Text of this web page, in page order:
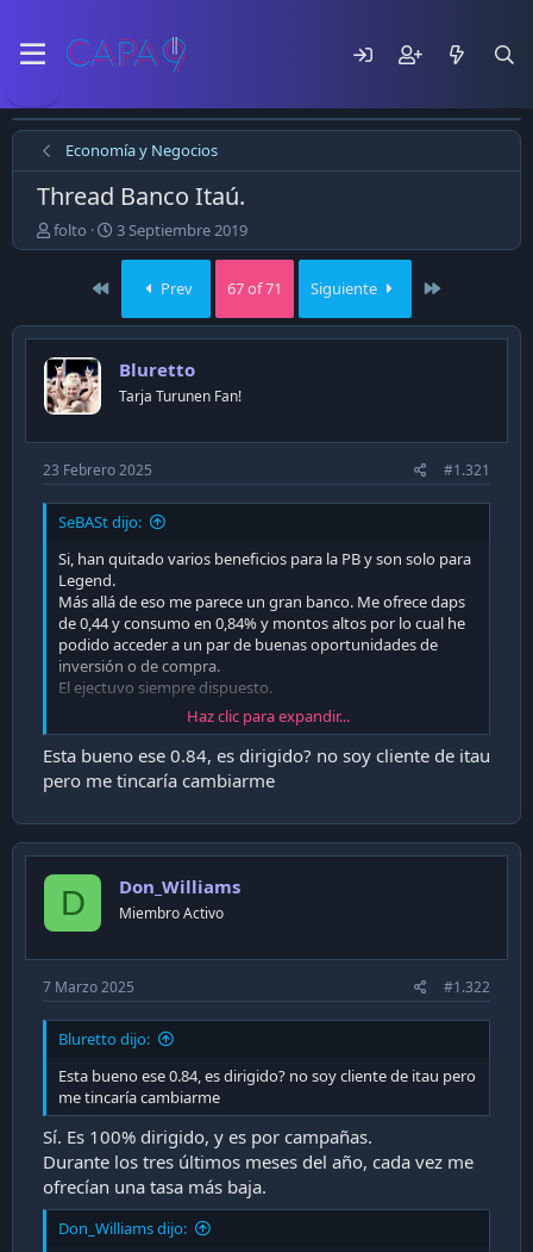
Economía y Negocios
Thread Banco Itaú.
E
m
ó
e
l
t
e
m
a
folto
F
e
a
d
p
u
l
c
a
c
ó
3 Septiembre 2019
First Prev 67 of 71 Siguiente
Bluretto
Tarja Turunen Fan!
23 Febrero 2025 #1.321
SeBASt dijo:
Si, han quitado varios beneficios para la PB y son solo para
Legend.
Más allá de eso me parece un gran banco. Me ofrece daps
de 0,44 y consumo en 0,84% y montos altos por lo cual he
podido acceder a un par de buenas oportunidades de
inversión o de compra.
El ejectuvo siempre dispuesto.
Nada que decir del banco la verdad, es la mejor experiencia
que he tenido.
Haz clic para expandir...
Esta bueno ese 0.84, es dirigido? no soy cliente de itau
pero me tincaría cambiarme
D Don_Williams
Miembro Activo
7 Marzo 2025 #1.322
Bluretto dijo:
Esta bueno ese 0.84, es dirigido? no soy cliente de itau pero
me tincaría cambiarme
Sí. Es 100% dirigido, y es por campañas.
Durante los tres últimos meses del año, cada vez me
ofrecían una tasa más baja.
Don_Williams dijo: